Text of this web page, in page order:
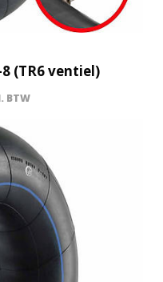
(TR6 ventiel)
BTW